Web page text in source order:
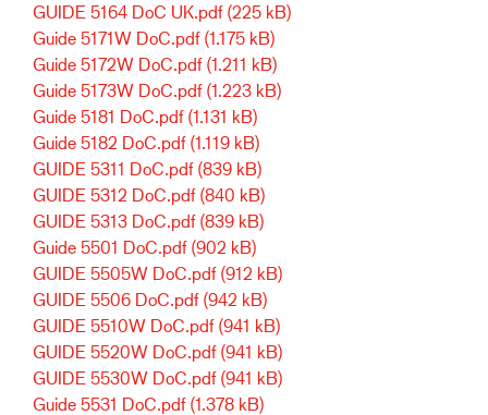
GUIDE 5164 DoC UK.pdf (225 kB)
Guide 5171W DoC.pdf (1.175 kB)
Guide 5172W DoC.pdf (1.211 kB)
Guide 5173W DoC.pdf (1.223 kB)
Guide 5181 DoC.pdf (1.131 kB)
Guide 5182 DoC.pdf (1.119 kB)
GUIDE 5311 DoC.pdf (839 kB)
GUIDE 5312 DoC.pdf (840 kB)
GUIDE 5313 DoC.pdf (839 kB)
Guide 5501 DoC.pdf (902 kB)
GUIDE 5505W DoC.pdf (912 kB)
GUIDE 5506 DoC.pdf (942 kB)
GUIDE 5510W DoC.pdf (941 kB)
GUIDE 5520W DoC.pdf (941 kB)
GUIDE 5530W DoC.pdf (941 kB)
Guide 5531 DoC.pdf (1.378 kB)